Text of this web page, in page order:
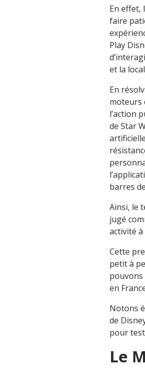
En effet,
faire
Play
et la
En
moteurs
l’action
de Star
barres
Ainsi, le
jugé
activité
Cette
petit à
en
Notons
de
pour
Le